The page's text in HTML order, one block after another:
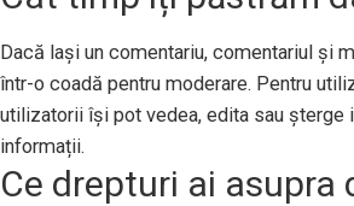
Dacă lași un comentariu, comentariul și
într-o coadă pentru moderare. Pentru
utilizatorii își pot vedea, edita sau
informații.
Ce drepturi ai asupra